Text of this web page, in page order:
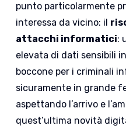
punto particolarmente
interessa da vicino: il
attacchi informatici:
elevata di dati sensibili
boccone per i criminali
sicuramente in grande
aspettando l’arrivo e
quest’ultima novità